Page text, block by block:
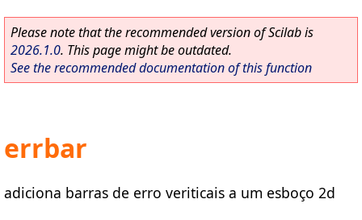
Please note that the recommended version of Scilab is
2026.1.0. This page might be outdated.
See the recommended documentation of this function
errbar
adiciona barras de erro veriticais a um esboço 2d